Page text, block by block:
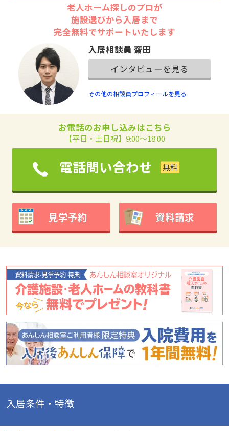
老人ホーム探しのプロが
施設選びから入居まで
完全無料でサポートいたします
入居相談員 齋田
インタビューを見る
その他の相談員プロフィールを見る
お電話のお申し込みはこちら
【平日・土日祝】9:00～18:00
電話問い合わせ
見学予約 資料請求
入居条件・特徴